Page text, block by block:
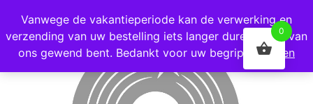
Voor 16:00 besteld = vandaag verzonden!
Vanwege de vakantieperiode kan de verwerking en
verzending van uw bestelling iets langer duren dan u van
ons gewend bent. Bedankt voor uw begrip!
Negeren
0